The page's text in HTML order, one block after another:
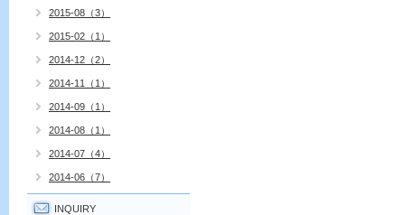
2015-08（3）
2015-02（1）
2014-12（2）
2014-11（1）
2014-09（1）
2014-08（1）
2014-07（4）
2014-06（7）
INQUIRY